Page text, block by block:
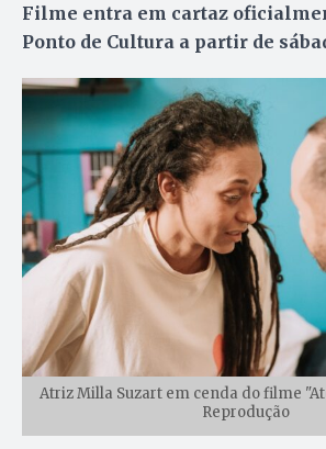
Filme entra em cartaz
Ponto de Cultura a partir de
Atriz Milla Suzart em cenda do filme
Reprodução